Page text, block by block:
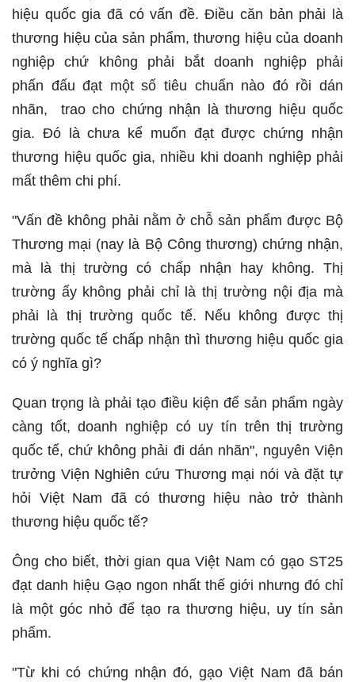
hiệu quốc gia đã có vấn đề. Điều căn bản phải là
thương hiệu của sản phẩm, thương hiệu của doanh
nghiệp chứ không phải bắt doanh nghiệp phải
phấn đấu đạt một số tiêu chuẩn nào đó rồi dán
nhãn, trao cho chứng nhận là thương hiệu quốc
gia. Đó là chưa kể muốn đạt được chứng nhận
thương hiệu quốc gia, nhiều khi doanh nghiệp phải
mất thêm chi phí.
"Vấn đề không phải nằm ở chỗ sản phẩm được Bộ
Thương mại (nay là Bộ Công thương) chứng nhận,
mà là thị trường có chấp nhận hay không. Thị
trường ấy không phải chỉ là thị trường nội địa mà
phải là thị trường quốc tế. Nếu không được thị
trường quốc tế chấp nhận thì thương hiệu quốc gia
có ý nghĩa gì?
Quan trọng là phải tạo điều kiện để sản phẩm ngày
càng tốt, doanh nghiệp có uy tín trên thị trường
quốc tế, chứ không phải đi dán nhãn", nguyên Viện
trưởng Viện Nghiên cứu Thương mại nói và đặt tự
hỏi Việt Nam đã có thương hiệu nào trở thành
thương hiệu quốc tế?
Ông cho biết, thời gian qua Việt Nam có gạo ST25
đạt danh hiệu Gạo ngon nhất thế giới nhưng đó chỉ
là một góc nhỏ để tạo ra thương hiệu, uy tín sản
phẩm.
"Từ khi có chứng nhận đó, gạo Việt Nam đã bán